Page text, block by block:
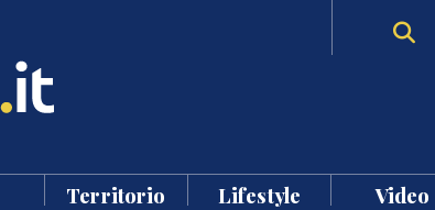
Territorio Lifestyle Video